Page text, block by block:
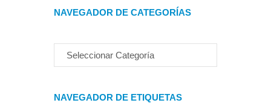
NAVEGADOR DE CATEGORÍAS
NAVEGADOR DE ETIQUETAS